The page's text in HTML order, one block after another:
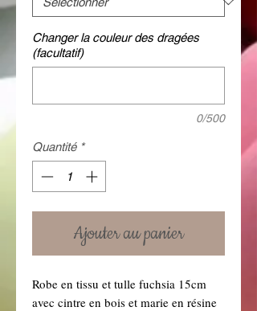
Changer la couleur des dragées
(facultatif)
0/500
Quantité *
Ajouter au panier
Robe en tissu et tulle fuchsia 15cm
avec cintre en bois et marie en résine